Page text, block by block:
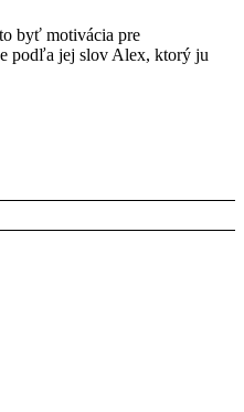
byť motivácia pre
podľa jej slov Alex, ktorý ju